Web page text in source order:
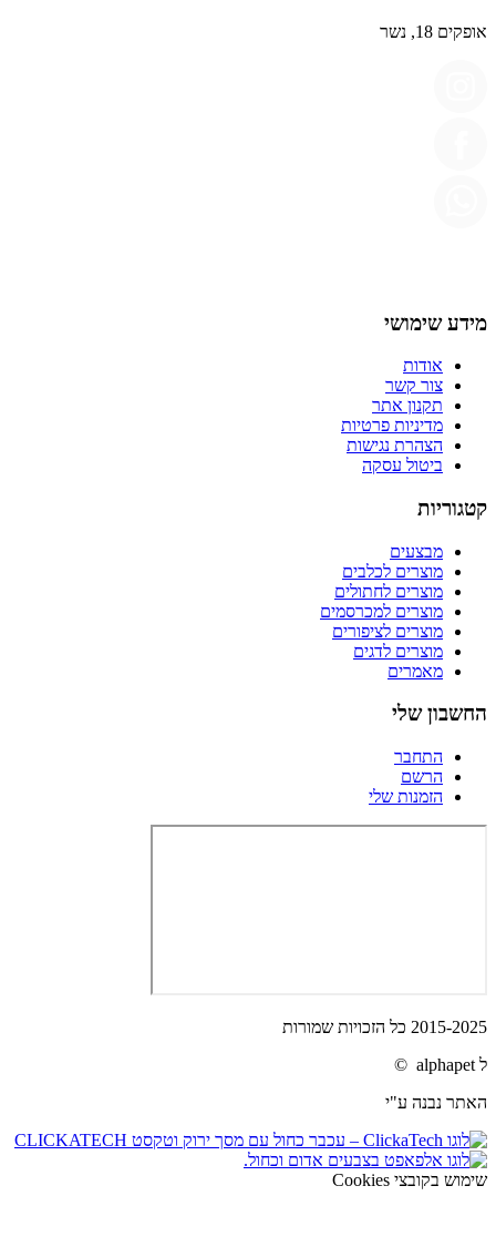
אופקים 18, נשר
מידע שימושי
אודות
צור קשר
תקנון אתר
מדיניות פרטיות
הצהרת נגישות
ביטול עסקה
קטגוריות
מבצעים
מוצרים לכלבים
מוצרים לחתולים
מוצרים למכרסמים
מוצרים לציפורים
מוצרים לדגים
מאמרים
החשבון שלי
התחבר
הרשם
הזמנות שלי
2015-2025 כל הזכויות שמורות
ל alphapet ©
האתר נבנה ע"י
שימוש בקובצי Cookies